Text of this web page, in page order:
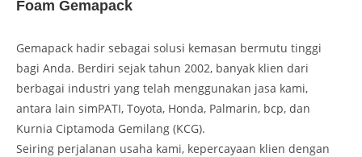
Foam Gemapack
Gemapack hadir sebagai solusi kemasan bermutu tinggi
bagi Anda. Berdiri sejak tahun 2002, banyak klien dari
berbagai industri yang telah menggunakan jasa kami,
antara lain simPATI, Toyota, Honda, Palmarin, bcp, dan
Kurnia Ciptamoda Gemilang (KCG).
Seiring perjalanan usaha kami, kepercayaan klien dengan